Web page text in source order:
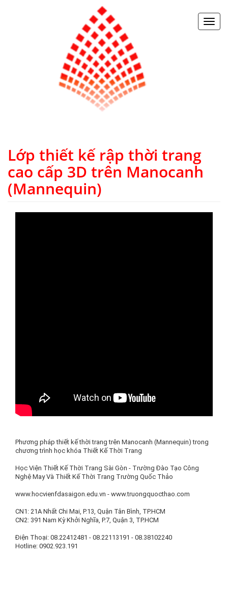
Lớp thiết kế rập thời trang
cao cấp 3D trên Manocanh
(Mannequin)
Phương pháp thiết kế thời trang trên Manocanh (Mannequin) trong
chương trình học khóa Thiết Kế Thời Trang
Học Viện Thiết Kế Thời Trang Sài Gòn - Trường Đào Tạo Công
Nghệ May Và Thiết Kế Thời Trang Trường Quốc Thảo
www.hocvienfdasaigon.edu.vn - www.truongquocthao.com
CN1: 21A Nhất Chi Mai, P.13, Quận Tân Bình, TP.HCM
CN2: 391 Nam Kỳ Khởi Nghĩa, P.7, Quận 3, TP.HCM
Điện Thoại: 08.22412481 - 08.22113191 - 08.38102240
Hotline: 0902.923.191